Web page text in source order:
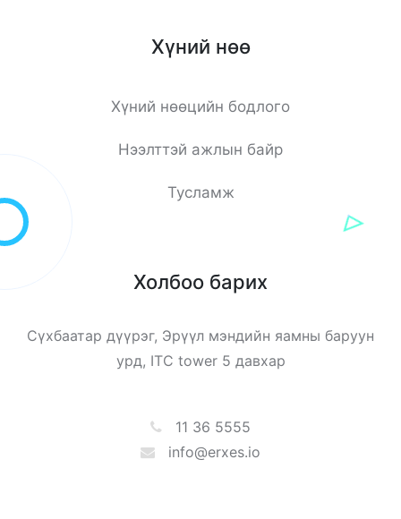
Хүний нөө
Хүний нөөцийн бодлого
Нээлттэй ажлын байр
Тусламж
Холбоо барих
Сүхбаатар дүүрэг, Эрүүл мэндийн яамны баруун
урд, ITC tower 5 давхар
11 36 5555
info@erxes.io